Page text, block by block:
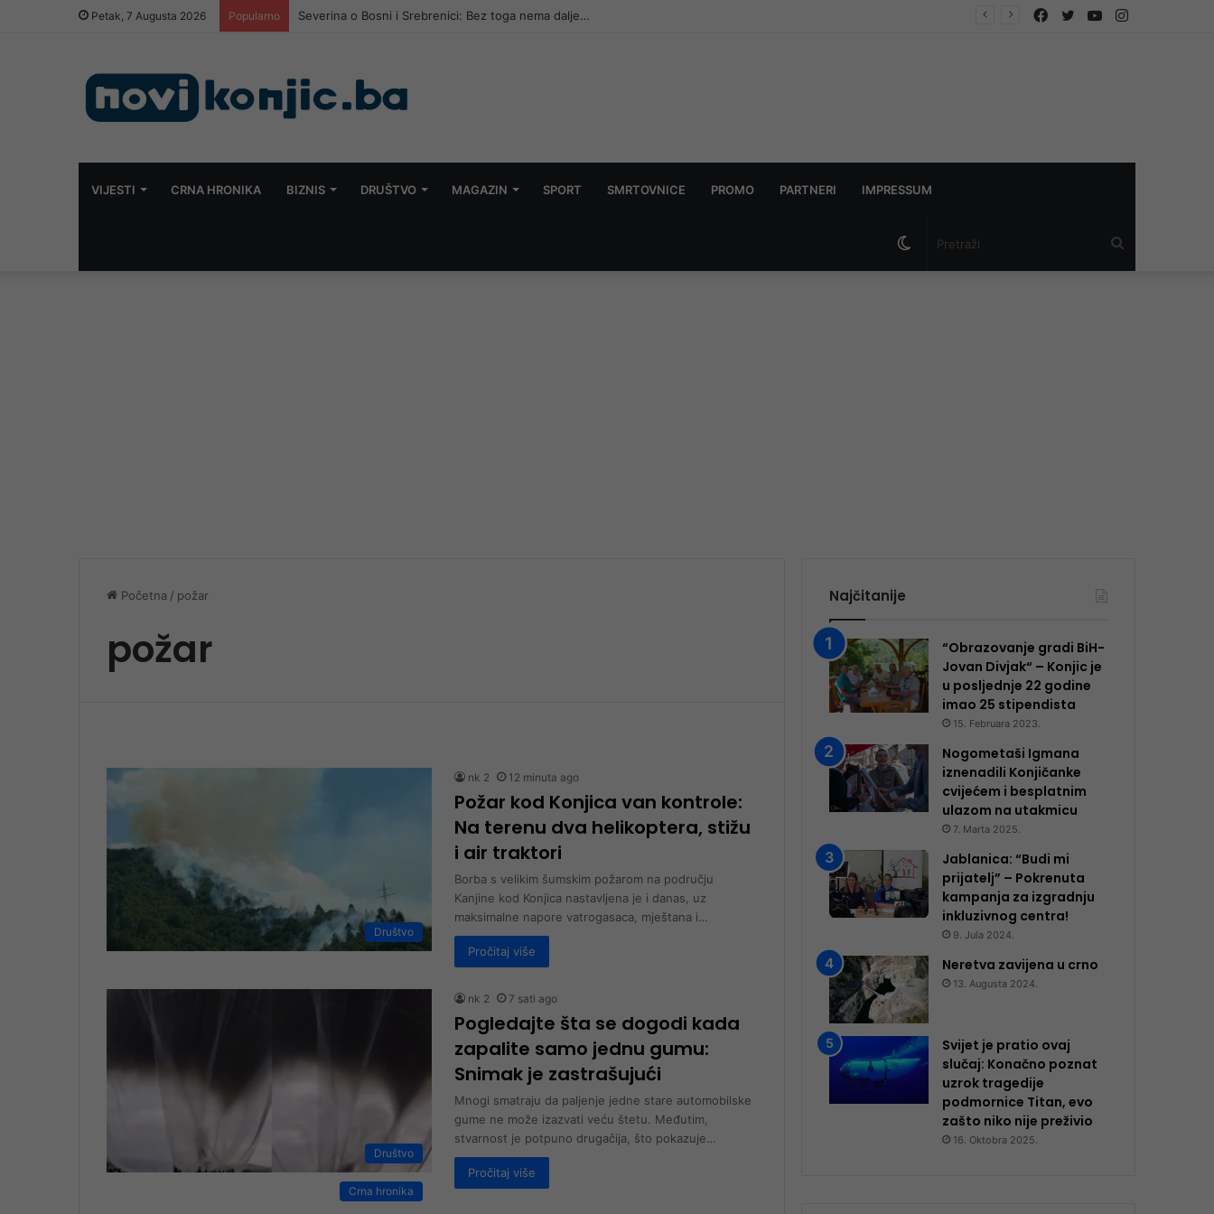
Petak, 7 Augusta 2026 Popularno Severina o Bosni i Srebrenici: Bez toga nema dalje… YouTube
Twitter
Facebook
VIJESTI CRNA HRONIKA BIZNIS DRUŠTVO MAGAZIN SPORT SMRTOVNICE PROMO PARTNERI IMPRESSUM
Switch
Početna / požar
požar
Društvo
nk 2 12 minuta ago
Požar kod Konjica van kontrole:
Na terenu dva helikoptera, stižu
i air traktori
Borba s velikim šumskim požarom na području
Kanjine kod Konjica nastavljena je i danas, uz
maksimalne napore vatrogasaca, mještana i…
Pročitaj više
Društvo
nk 2 7 sati ago
Pogledajte šta se dogodi kada
zapalite samo jednu gumu:
Snimak je zastrašujući
Mnogi smatraju da paljenje jedne stare automobilske
gume ne može izazvati veću štetu. Međutim,
stvarnost je potpuno drugačija, što pokazuje…
Pročitaj više
Crna hronika
Najčitanije
“Obrazovanje gradi BiH-
Jovan Divjak“ – Konjic je
u posljednje 22 godine
imao 25 ​​stipendista
15. Februara 2023.
Nogometaši Igmana
iznenadili Konjičanke
cvijećem i besplatnim
ulazom na utakmicu
7. Marta 2025.
Jablanica: “Budi mi
prijatelj” – Pokrenuta
kampanja za izgradnju
inkluzivnog centra!
9. Jula 2024.
Neretva zavijena u crno
13. Augusta 2024.
Svijet je pratio ovaj
slučaj: Konačno poznat
uzrok tragedije
podmornice Titan, evo
zašto niko nije preživio
16. Oktobra 2025.